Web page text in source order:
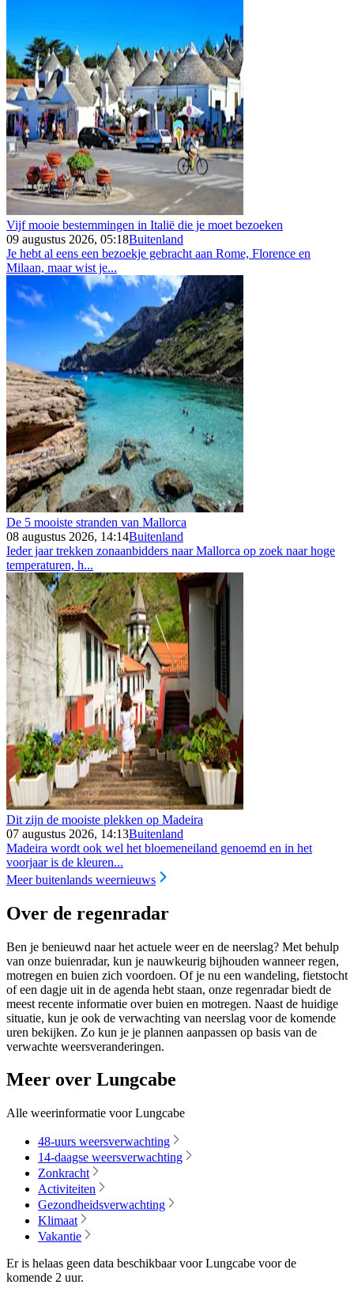
Vijf mooie bestemmingen in Italië die je moet bezoeken
09 augustus 2026, 05:18Buitenland
Je hebt al eens een bezoekje gebracht aan Rome, Florence en
Milaan, maar wist je...
De 5 mooiste stranden van Mallorca
08 augustus 2026, 14:14Buitenland
Ieder jaar trekken zonaanbidders naar Mallorca op zoek naar hoge
temperaturen, h...
Dit zijn de mooiste plekken op Madeira
07 augustus 2026, 14:13Buitenland
Madeira wordt ook wel het bloemeneiland genoemd en in het
voorjaar is de kleuren...
Meer buitenlands weernieuws
Over de regenradar
Ben je benieuwd naar het actuele weer en de neerslag? Met behulp
van onze buienradar, kun je nauwkeurig bijhouden wanneer regen,
motregen en buien zich voordoen. Of je nu een wandeling, fietstocht
of een dagje uit in de agenda hebt staan, onze regenradar biedt de
meest recente informatie over buien en motregen. Naast de huidige
situatie, kun je ook de verwachting van neerslag voor de komende
uren bekijken. Zo kun je je plannen aanpassen op basis van de
verwachte weersveranderingen.
Meer over Lungcabe
Alle weerinformatie voor Lungcabe
48-uurs weersverwachting
14-daagse weersverwachting
Zonkracht
Activiteiten
Gezondheidsverwachting
Klimaat
Vakantie
Er is helaas geen data beschikbaar voor Lungcabe voor de
komende 2 uur.